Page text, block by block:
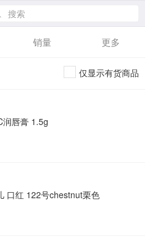
搜索
销量 更多
仅显示有货商品
润唇膏 1.5g
口红 122号chestnut栗色